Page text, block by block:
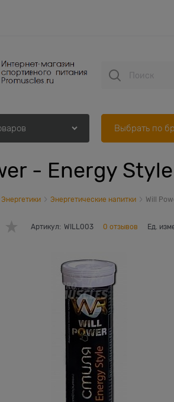
Выбрать по
- Energy
Энергетики Энергетические напитки Will
Артикул: WILL003 0 отзывов Ед.